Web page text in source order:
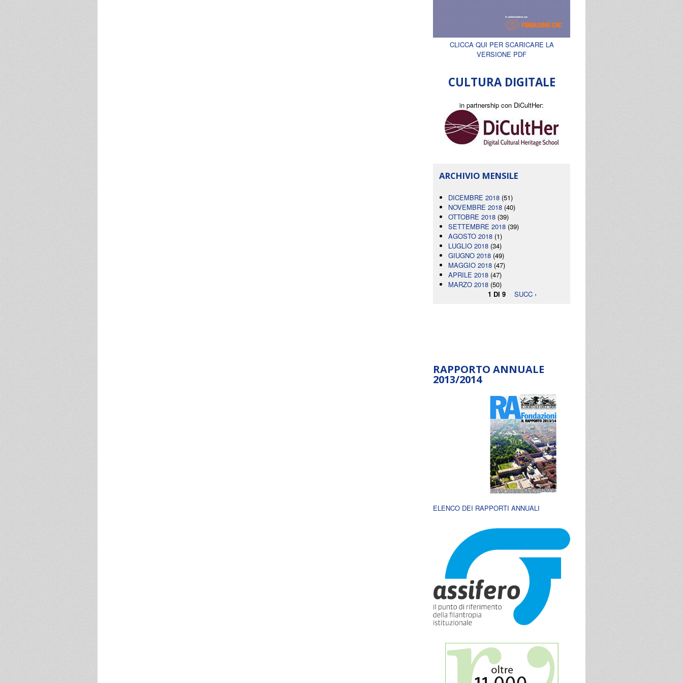
CLICCA QUI PER SCARICARE LA
VERSIONE PDF
CULTURA DIGITALE
in partnership con DiCultHer:
ARCHIVIO MENSILE
DICEMBRE 2018 (51)
NOVEMBRE 2018 (40)
OTTOBRE 2018 (39)
SETTEMBRE 2018 (39)
AGOSTO 2018 (1)
LUGLIO 2018 (34)
GIUGNO 2018 (49)
MAGGIO 2018 (47)
APRILE 2018 (47)
MARZO 2018 (50)
1 DI 9
SUCC ›
RAPPORTO ANNUALE
2013/2014
ELENCO DEI RAPPORTI ANNUALI